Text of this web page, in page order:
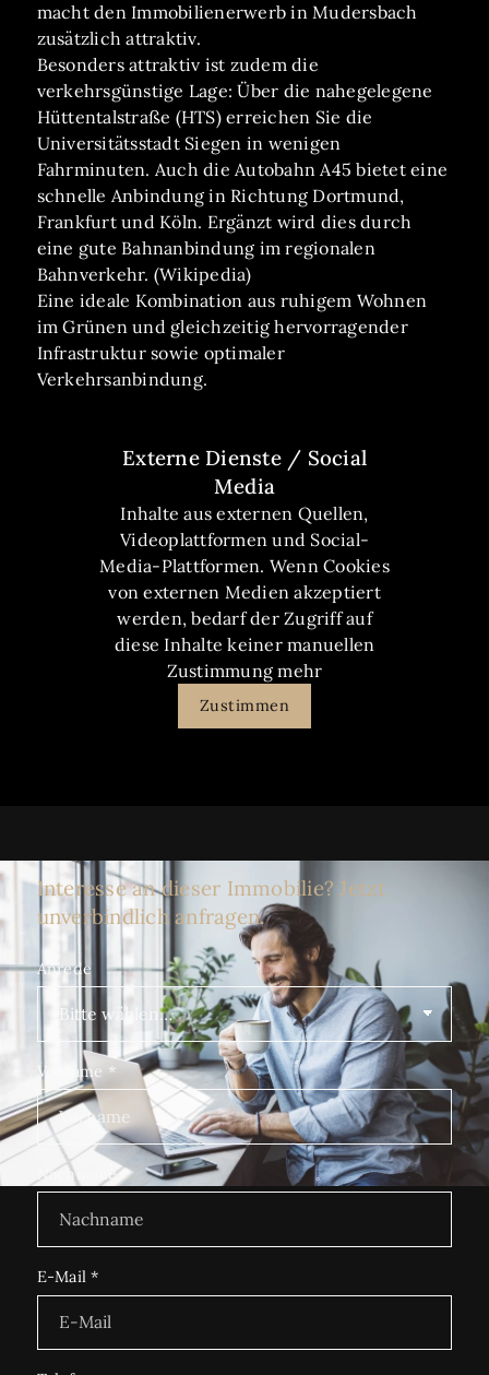
macht den Immobilienerwerb in Mudersbach
zusätzlich attraktiv.
Besonders attraktiv ist zudem die
verkehrsgünstige Lage: Über die nahegelegene
Hüttentalstraße (HTS) erreichen Sie die
Universitätsstadt Siegen in wenigen
Fahrminuten. Auch die Autobahn A45 bietet eine
schnelle Anbindung in Richtung Dortmund,
Frankfurt und Köln. Ergänzt wird dies durch
eine gute Bahnanbindung im regionalen
Bahnverkehr. (Wikipedia)
Eine ideale Kombination aus ruhigem Wohnen
im Grünen und gleichzeitig hervorragender
Infrastruktur sowie optimaler
Verkehrsanbindung.
Externe Dienste / Social
Media
Inhalte aus externen Quellen,
Videoplattformen und Social-
Media-Plattformen. Wenn Cookies
von externen Medien akzeptiert
werden, bedarf der Zugriff auf
diese Inhalte keiner manuellen
Zustimmung mehr
Zustimmen
Interesse an dieser Immobilie? Jetzt
unverbindlich anfragen.
Anrede
Vorname *
Nachname*
E-Mail*